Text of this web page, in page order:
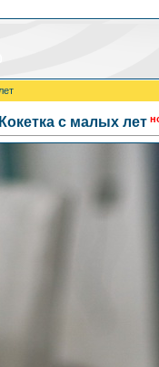
Кокетка с малых лет